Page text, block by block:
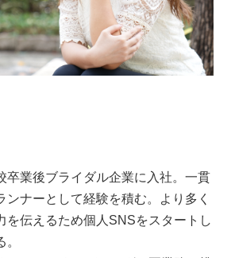
卒業後ブライダル企業に入社。一貫
ンナーとして経験を積む。より多く
を伝えるため個人SNSをスタートし